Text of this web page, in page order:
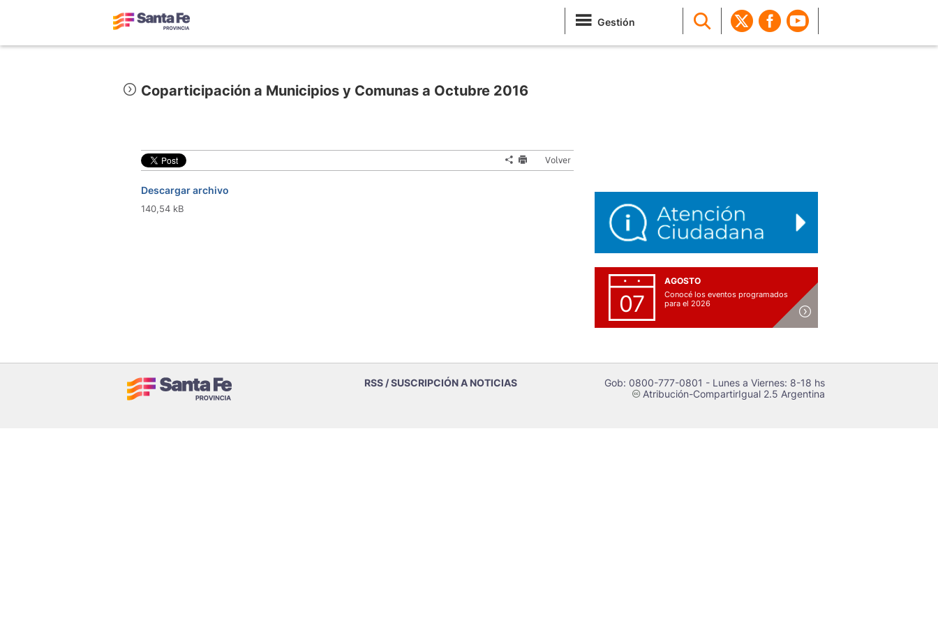
Gestión
Coparticipación a Municipios y Comunas a Octubre 2016
Volver
Descargar archivo
140,54 kB
07
AGOSTO
Conocé los eventos programados
para el 2026
RSS / SUSCRIPCIÓN A NOTICIAS Gob: 0800-777-0801 - Lunes a Viernes: 8-18 hs
cAtribución-CompartirIgual 2.5 Argentina